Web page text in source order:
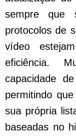
sempre que
protocolos de
vídeo
eficiência.
capacidade
permitindo
sua própria
baseadas no